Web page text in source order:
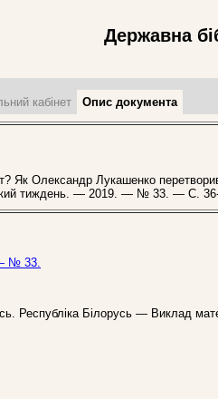
Державна
кабінет Опис документа
Як Олександр Лукашенко
тиждень. — 2019. — № 33. — С.
№ 33.
Республіка Білорусь — Виклад